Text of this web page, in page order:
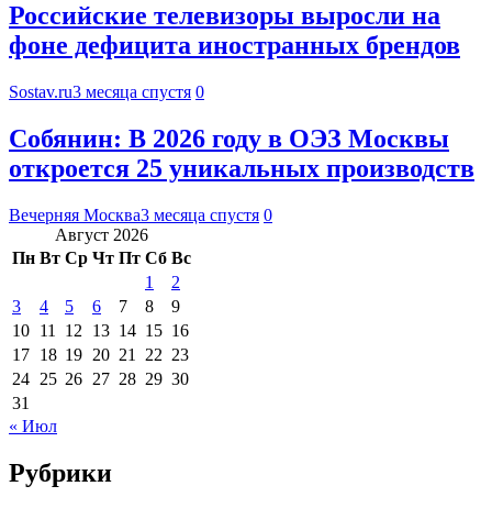
Российские телевизоры выросли на
фоне дефицита иностранных брендов
Sostav.ru3 месяца спустя 0
Собянин: В 2026 году в ОЭЗ Москвы
откроется 25 уникальных производств
Вечерняя Москва3 месяца спустя 0
Август 2026
Пн Вт Ср Чт Пт Сб Вс
1
2
3
4 5 6 7 8
9
10 11 12 13 14 15 16
17 18 19 20 21 22 23
24 25 26 27 28 29 30
31
« Июл
Рубрики